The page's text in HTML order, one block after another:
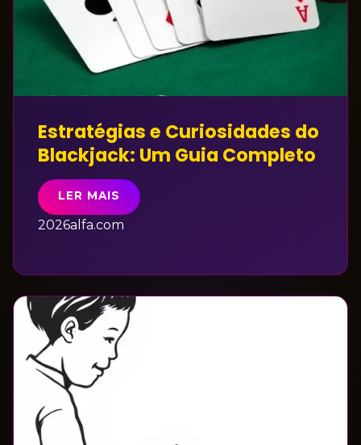
Estratégias e Curiosidades do
Blackjack: Um Guia Completo
LER MAIS
2026alfa.com